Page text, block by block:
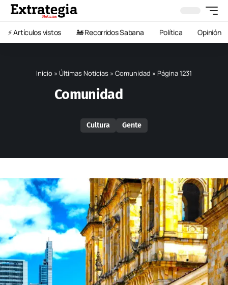
⚡️ Artículos vistos 🚂 Recorridos Sabana Política Opinión
Inicio » Últimas Noticias » Comunidad » Página 1231
Comunidad
Cultura Gente